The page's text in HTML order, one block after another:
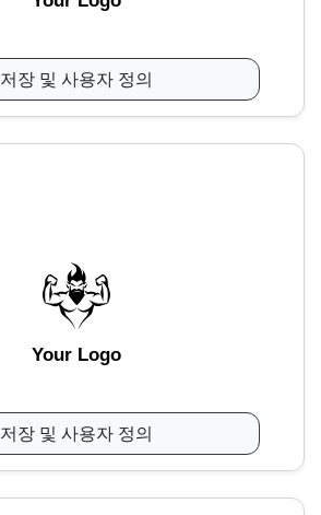
저장 및 사용자 정의
Your Logo
저장 및 사용자 정의